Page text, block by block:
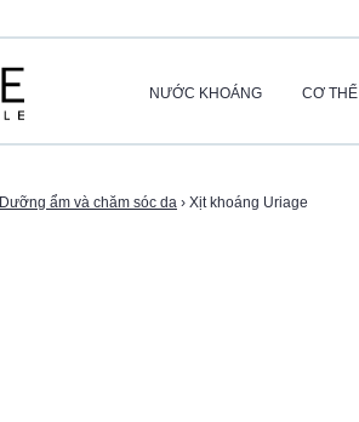
NƯỚC KHOÁNG CƠ THỂ
Dưỡng ẩm và chăm sóc da › Xịt khoáng Uriage